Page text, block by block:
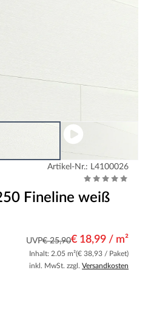
Artikel-Nr.: L4100026
Fineline weiß
UVP€ 25,90€ 18,99 / m²
Inhalt: 2.05 m²(€ 38,93 / Paket)
inkl. MwSt. zzgl. Versandkosten